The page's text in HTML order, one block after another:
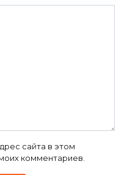
сайта в этом
комментариев.